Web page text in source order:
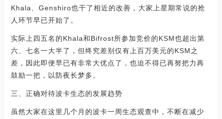
Khala、Genshiro也干了相近的改善，大家上星期常说的抢
人环节早已开始了。
实际上四五名的Khala和Bifrost所参加竞价的KSM也超出第
六、七名一大半了，但终究差别仅有上百万美元的KSM之
差，因此即便早已有非常大优点了，也迫不得已再努把力再
鼓励一把，以防夜长梦多。
三、正确对待波卡生态的发展趋势
虽然大家在这里几个月的波卡一周生态观查中，不断在减少